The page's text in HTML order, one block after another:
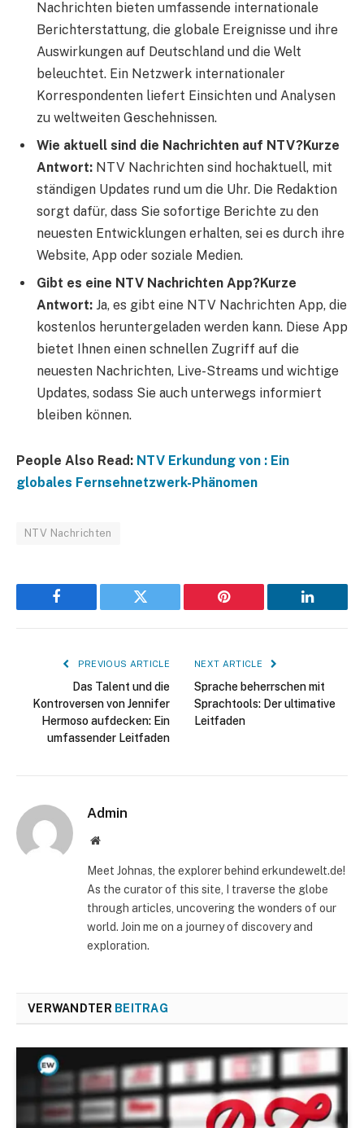
Nachrichten bieten umfassende internationale
Berichterstattung, die globale Ereignisse und ihre
Auswirkungen auf Deutschland und die Welt
beleuchtet. Ein Netzwerk internationaler
Korrespondenten liefert Einsichten und Analysen
zu weltweiten Geschehnissen.
Wie aktuell sind die Nachrichten auf NTV?Kurze
Antwort: NTV Nachrichten sind hochaktuell, mit
ständigen Updates rund um die Uhr. Die Redaktion
sorgt dafür, dass Sie sofortige Berichte zu den
neuesten Entwicklungen erhalten, sei es durch ihre
Website, App oder soziale Medien.
Gibt es eine NTV Nachrichten App?Kurze
Antwort: Ja, es gibt eine NTV Nachrichten App, die
kostenlos heruntergeladen werden kann. Diese App
bietet Ihnen einen schnellen Zugriff auf die
neuesten Nachrichten, Live-Streams und wichtige
Updates, sodass Sie auch unterwegs informiert
bleiben können.
People Also Read: NTV Erkundung von : Ein
globales Fernsehnetzwerk-Phänomen
NTV Nachrichten
Facebook Twitter Pinterest LinkedIn
PREVIOUS ARTICLE
Das Talent und die
Kontroversen von Jennifer
Hermoso aufdecken: Ein
umfassender Leitfaden
NEXT ARTICLE
Sprache beherrschen mit
Sprachtools: Der ultimative
Leitfaden
Admin
Website
Meet Johnas, the explorer behind erkundewelt.de!
As the curator of this site, I traverse the globe
through articles, uncovering the wonders of our
world. Join me on a journey of discovery and
exploration.
VERWANDTER BEITRAG